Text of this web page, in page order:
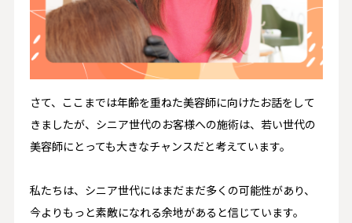
さて、ここまでは年齢を重ねた美容師に向けたお話をして
きましたが、シニア世代のお客様への施術は、若い世代の
美容師にとっても大きなチャンスだと考えています。
私たちは、シニア世代にはまだまだ多くの可能性があり、
今よりもっと素敵になれる余地があると信じています。